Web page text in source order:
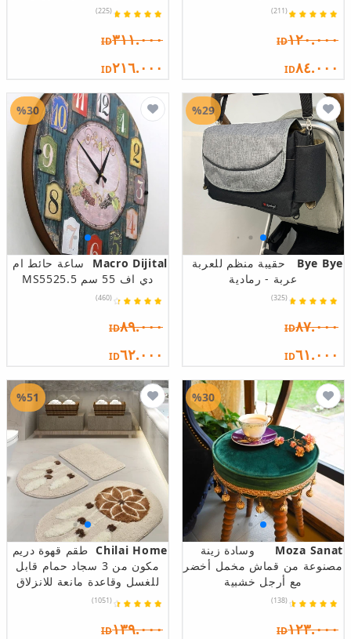
(211)
ID١٢٠.٠٠٠
ID٨٤.٠٠٠
(225)
ID٣١١.٠٠٠
ID٢١٦.٠٠٠
Bye Bye
حقيبة منظم للعربة
عربة - رمادية
(325)
ID٨٧.٠٠٠
ID٦١.٠٠٠
%29
Macro Dijital
ساعة حائط ام
دي اف 55 سم MS5525.5
(460)
ID٨٩.٠٠٠
ID٦٢.٠٠٠
%30
Moza Sanat
وسادة زينة
مصنوعة من قماش مخمل أخضر
مع أرجل خشبية
(138)
ID١٢٣.٠٠٠
%30
Chilai Home طقم قهوة دريم
مكون من 3 سجاد حمام قابل
للغسل وقاعدة مانعة للانزلاق
(1051)
ID١٣٩.٠٠٠
%51